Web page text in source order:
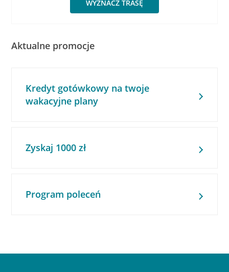
WYZNACZ TRASĘ
Aktualne promocje
Kredyt gotówkowy na twoje
wakacyjne plany
Zyskaj 1000 zł
Program poleceń